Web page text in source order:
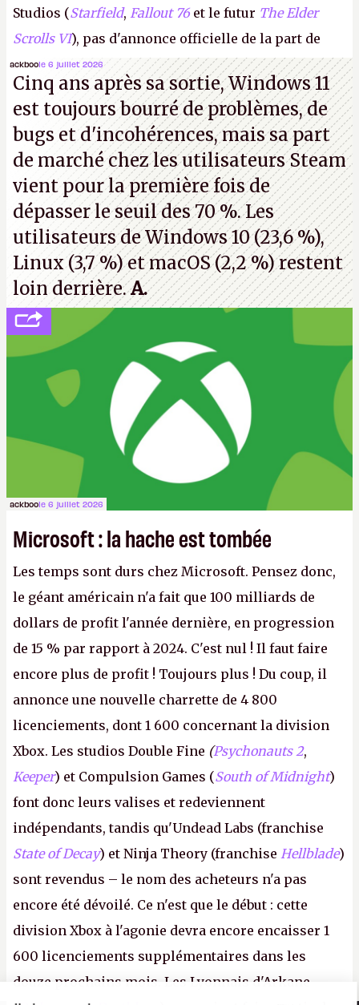
Studios (Starfield, Fallout 76 et le futur The Elder
Scrolls VI), pas d'annonce officielle de la part de
Microsoft, mais le syndicat des employés confirme
de nombreux licenciements.A.
ackboole 6 juillet 2026
Cinq ans après sa sortie, Windows 11
est toujours bourré de problèmes, de
bugs et d'incohérences, mais sa part
de marché chez les utilisateurs Steam
vient pour la première fois de
dépasser le seuil des 70 %. Les
utilisateurs de Windows 10 (23,6 %),
Linux (3,7 %) et macOS (2,2 %) restent
loin derrière.A.
ackboole 6 juillet 2026
Microsoft : la hache est tombée
Les temps sont durs chez Microsoft. Pensez donc,
le géant américain n'a fait que 100 milliards de
dollars de profit l'année dernière, en progression
de 15 % par rapport à 2024. C'est nul ! Il faut faire
encore plus de profit ! Toujours plus ! Du coup, il
annonce une nouvelle charrette de 4 800
licenciements, dont 1 600 concernant la division
Xbox. Les studios Double Fine (Psychonauts 2,
Keeper) et Compulsion Games (South of Midnight)
font donc leurs valises et redeviennent
indépendants, tandis qu'Undead Labs (franchise
State of Decay) et Ninja Theory (franchise Hellblade)
sont revendus – le nom des acheteurs n'a pas
encore été dévoilé. Ce n'est que le début : cette
division Xbox à l'agonie devra encore encaisser 1
600 licenciements supplémentaires dans les
douze prochains mois. Les Lyonnais d'Arkane